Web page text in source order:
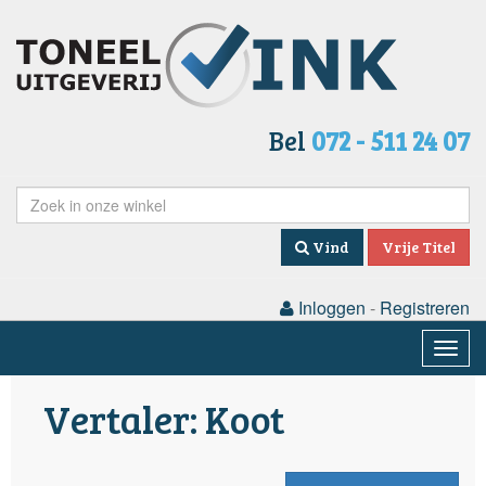
Bel 072 - 511 24 07
Vind Vrije Titel
Inloggen - Registreren
Vertaler: Koot